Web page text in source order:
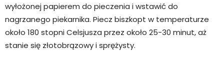
wyłożonej papierem do pieczenia i wstawić do
nagrzanego piekarnika. Piecz biszkopt w temperaturze
około 180 stopni Celsjusza przez około 25-30 minut, aż
stanie się złotobrązowy i sprężysty.